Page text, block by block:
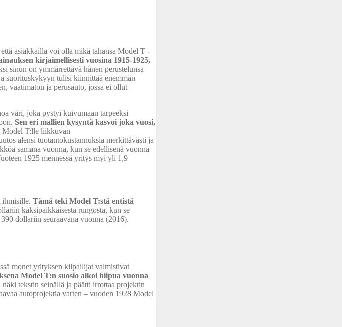
asiakkailla voi olla mikä tahansa Model T -
kirjaimellisesti vuosina 1915-1925,
sinun on ymmärrettävä hänen perustelunsa
suorituskykyyn tulisi kiinnittää enemmän
vaatimaton ja perusauto, jossa ei ollut
väri, joka pystyi kuivumaan tarpeeksi
Sen eri mallien kysyntä kasvoi joka vuosi,
Model T:lle liikkuvan
alensi tuotantokustannuksia merkittävästi ja
samana vuonna, kun se edellisenä vuonna
1925 mennessä yritys myi yli 1,9
ihmisille. Tämä teki Model T:stä entistä
kaksipaikkaisesta rungosta, kun se
dollariin seuraavana vuonna (2016).
monet yrityksen kilpailijat valmistivat
Model T:n suosio alkoi hiipua vuonna
näki tekstin seinällä ja päätti irrottaa projektin
autoprojektia varten – vuoden 1928 Model